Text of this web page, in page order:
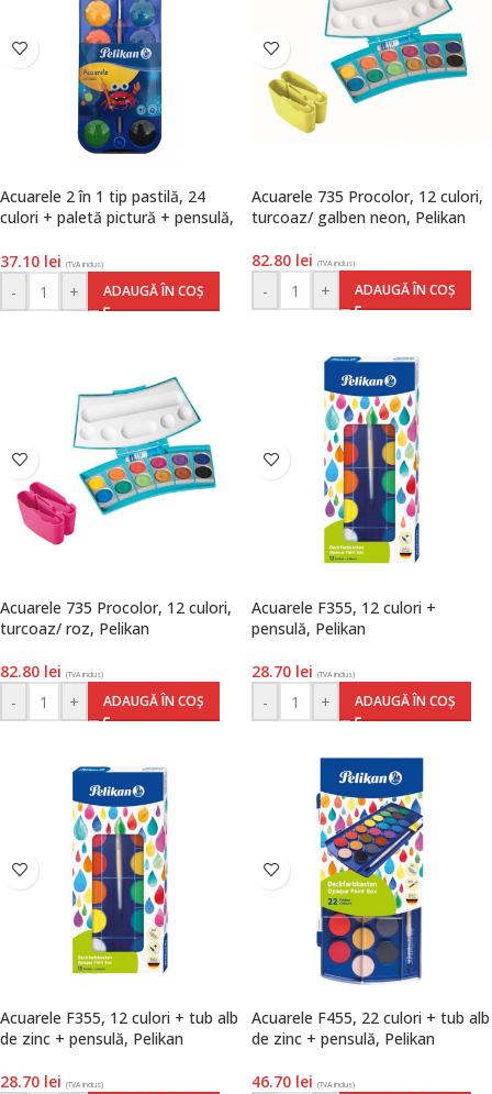
Acuarele 2 în 1 tip pastilă, 24
culori + paletă pictură + pensulă,
37.10 lei (TVA inclus)
- + ADAUGĂ ÎN COȘ
Acuarele 735 Procolor, 12 culori,
turcoaz/ galben neon, Pelikan
82.80 lei (TVA inclus)
- + ADAUGĂ ÎN COȘ
Acuarele 735 Procolor, 12 culori,
turcoaz/ roz, Pelikan
82.80 lei (TVA inclus)
- + ADAUGĂ ÎN COȘ
Acuarele F355, 12 culori +
pensulă, Pelikan
28.70 lei (TVA inclus)
- + ADAUGĂ ÎN COȘ
Acuarele F355, 12 culori + tub alb
de zinc + pensulă, Pelikan
28.70 lei (TVA inclus)
Acuarele F455, 22 culori + tub alb
de zinc + pensulă, Pelikan
46.70 lei (TVA inclus)